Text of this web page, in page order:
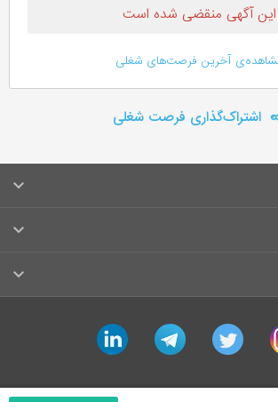
این آگهی منقضی شده است
آخرین فرصت‌های شغلی
اشتراک‌گذاری فرصت شغلی
twitter
telegram
linkedin